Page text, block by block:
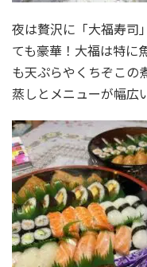
夜は贅沢に「大福寿司
ても豪華！大福は特に
も天ぷらやくちぞこの
蒸しとメニューが幅広